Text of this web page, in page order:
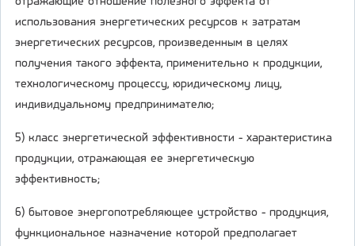
использования энергетических ресурсов к затратам
энергетических ресурсов, произведенным в целях
получения такого эффекта, применительно к продукции,
технологическому процессу, юридическому лицу,
индивидуальному предпринимателю;
5) класс энергетической эффективности - характеристика
продукции, отражающая ее энергетическую
эффективность;
6) бытовое энергопотребляющее устройство - продукция,
функциональное назначение которой предполагает